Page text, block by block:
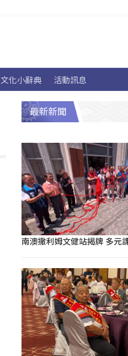
文化小辭典 活動訊息
最新新聞
南澳撒利姆文健站揭牌 多元